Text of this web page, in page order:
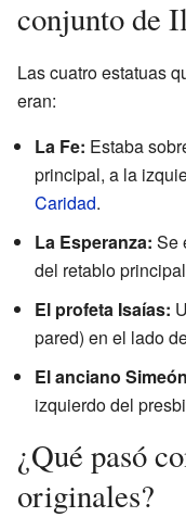
conjunto de
Las cuatro estatuas
eran:
La Fe: Estaba
principal, a la
Caridad.
La Esperanza: Se
del retablo
El profeta Isaías:
pared) en el lado
El anciano
izquierdo del
¿Qué pasó
originales?